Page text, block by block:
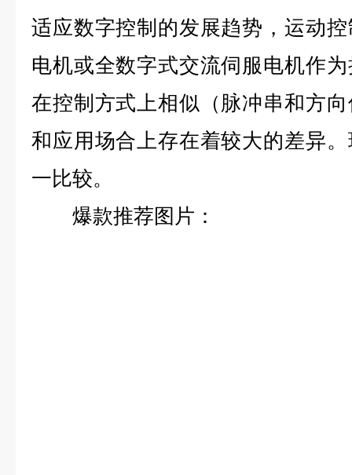
适应数字控制的发展趋势，运动
电机或全数字式交流伺服电机作
在控制方式上相似（脉冲串和方
和应用场合上存在着较大的差异
一比较。
爆款推荐图片：